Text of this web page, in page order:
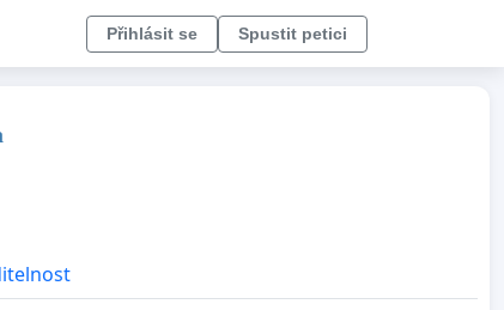
Přihlásit se Spustit petici